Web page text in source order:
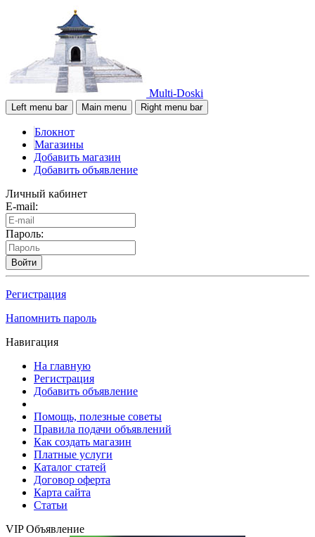
Multi-Doski
Left menu bar Main menu Right menu bar
Блокнот
Магазины
Добавить магазин
Добавить объявление
Личный кабинет
E-mail:
Пароль:
Войти
Регистрация
Напомнить пароль
Навигация
На главную
Регистрация
Добавить объявление
Помощь, полезные советы
Правила подачи объявлений
Как создать магазин
Платные услуги
Каталог статей
Договор оферта
Карта сайта
Статьи
VIP Объявление